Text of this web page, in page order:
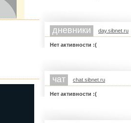
дневники day.sibnet.ru
Нет активности :(
чат chat.sibnet.ru
Нет активности :(